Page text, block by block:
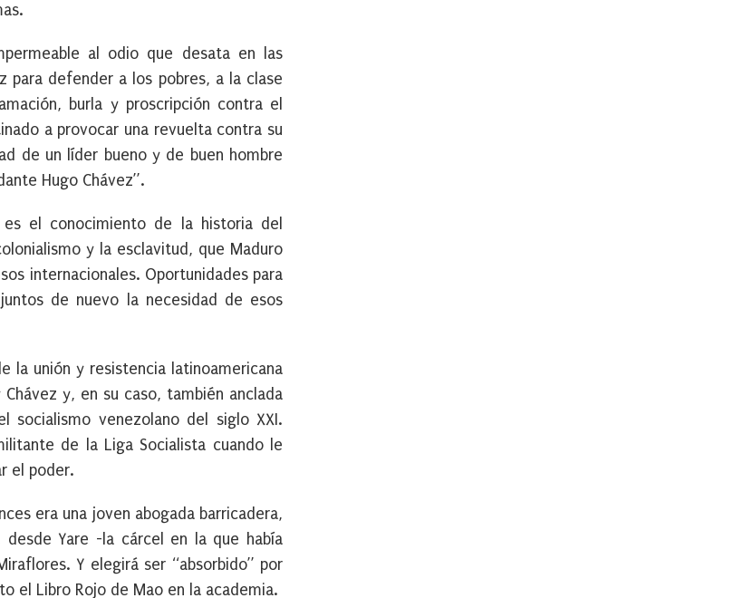
al odio que desata en las
para defender a los pobres, a la clase
burla y proscripción contra el
a provocar una revuelta contra su
de un líder bueno y de buen hombre
Hugo Chávez”.
el conocimiento de la historia del
y la esclavitud, que Maduro
internacionales. Oportunidades para
de nuevo la necesidad de esos
la unión y resistencia latinoamericana
y, en su caso, también anclada
socialismo venezolano del siglo XXI.
de la Liga Socialista cuando le
el poder.
era una joven abogada barricadera,
Yare -la cárcel en la que había
Y elegirá ser “absorbido” por
el Libro Rojo de Mao en la academia.